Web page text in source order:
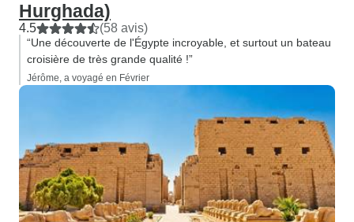
Hurghada)
4.5 (58 avis)
“Une découverte de l'Égypte incroyable, et surtout un bateau
croisière de très grande qualité !”
Jérôme, a voyagé en Février